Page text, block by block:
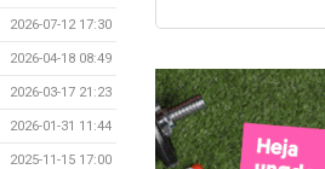
2026-07-12 17:30
2026-04-18 08:49
2026-03-17 21:23
2026-01-31 11:44
2025-11-15 17:00